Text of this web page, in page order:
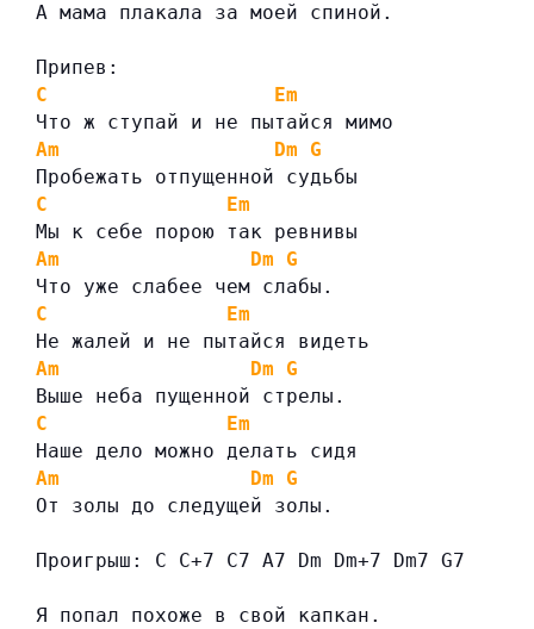
А мама плакала за моей спиной.
Припев:
C
Em
Что ж ступай и не пытайся мимо
Am
Dm
G
Пробежать отпущенной судьбы
C
Em
Мы к себе порою так ревнивы
Am
Dm
G
Что уже слабее чем слабы.
C
Em
Не жалей и не пытайся видеть
Am
Dm
G
Выше неба пущенной стрелы.
C
Em
Наше дело можно делать сидя
Am
Dm
G
От золы до следущей золы.
Проигрыш: C C+7 C7 A7 Dm Dm+7 Dm7 G7
Я попал похоже в свой капкан.